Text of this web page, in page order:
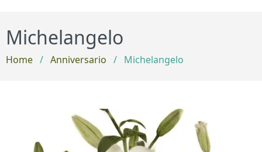
Michelangelo
Home / Anniversario / Michelangelo